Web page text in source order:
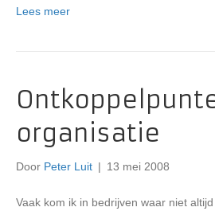
Lees meer
organisatie
Door Peter Luit | 13 mei 2008
Vaak kom ik in bedrijven waar niet